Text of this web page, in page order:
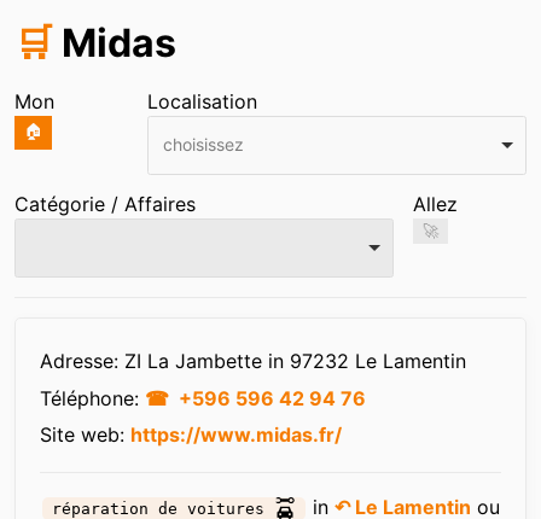
🛒 Midas
Mon
🏠
Localisation
choisissez
Catégorie / Affaires Allez
🚀
Adresse: ZI La Jambette in 97232 Le Lamentin
Téléphone:
+596 596 42 94 76
Site web: https://www.midas.fr/
réparation de voitures in↶ Le Lamentin ou